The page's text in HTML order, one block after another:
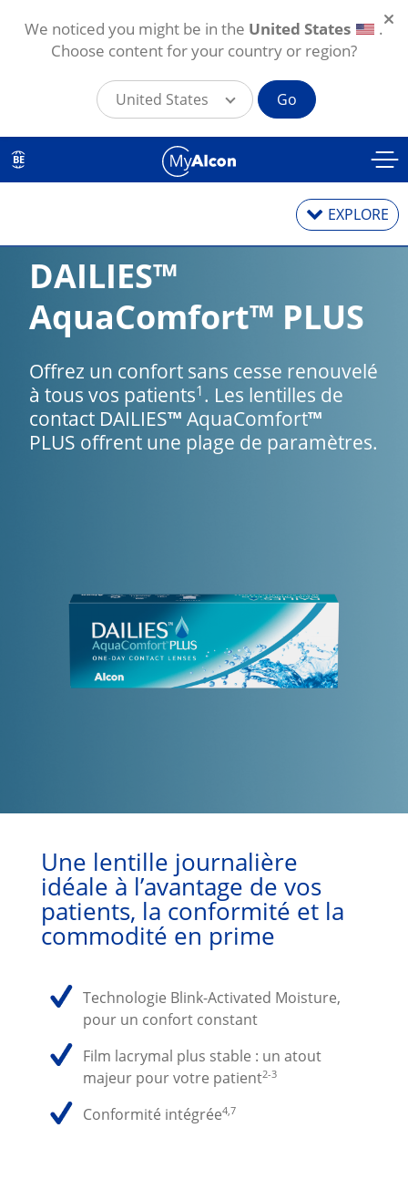
Aller au contenu principal
BE
EXPLORE
Lentilles de contact
DAILIES™
AquaComfort™ PLUS
Offrez un confort sans cesse renouvelé
à tous vos patients1 . Les lentilles de
contact DAILIES™ AquaComfort™
PLUS offrent une plage de paramètres.
Une lentille journalière
idéale à l’avantage de vos
patients, la conformité et la
commodité en prime
Technologie Blink-Activated Moisture,
pour un confort constant
Film lacrymal plus stable : un atout
majeur pour votre patient2-3
Conformité intégrée4,7
We noticed you might be in the United States
.
Choose content for your country or region?
United States Go